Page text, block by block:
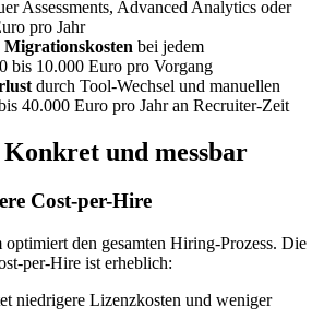
Assessments, Advanced Analytics oder
pro Jahr
bei jedem
bis 10.000 Euro pro Vorgang
durch Tool-Wechsel und manuellen
40.000 Euro pro Jahr an Recruiter-Zeit
und messbar
Cost-per-Hire
optimiert den gesamten Hiring-Prozess. Die
per-Hire ist erheblich:
niedrigere Lizenzkosten und weniger